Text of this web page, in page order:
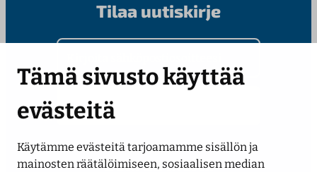
Tämä sivusto käyttää
evästeitä
Käytämme evästeitä tarjoamamme sisällön ja
mainosten räätälöimiseen, sosiaalisen median
Tilaa uutiskirje
Kirjoita sähköpostiosoitteesi
Seuraa meitä